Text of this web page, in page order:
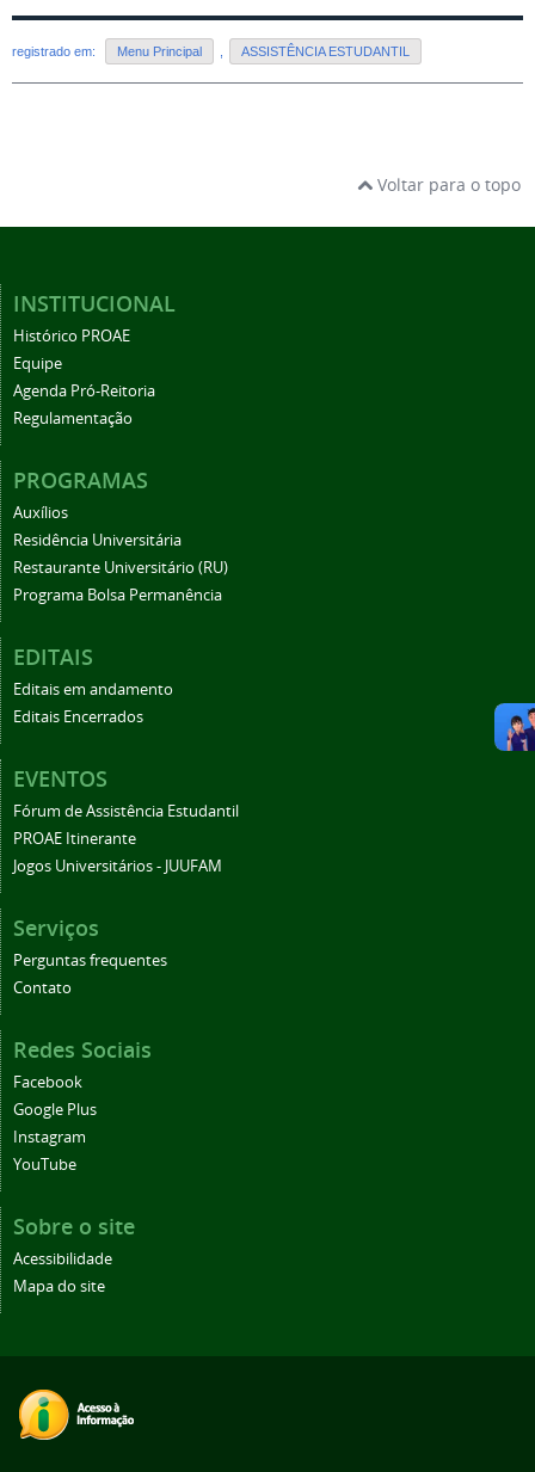
registrado em: Menu Principal ASSISTÊNCIA ESTUDANTIL
Voltar para o topo
INSTITUCIONAL
Histórico PROAE
Equipe
Agenda Pró-Reitoria
Regulamentação
PROGRAMAS
Auxílios
Residência Universitária
Restaurante Universitário (RU)
Programa Bolsa Permanência
EDITAIS
Editais em andamento
Editais Encerrados
EVENTOS
Fórum de Assistência Estudantil
PROAE Itinerante
Jogos Universitários - JUUFAM
Serviços
Perguntas frequentes
Contato
Redes Sociais
Facebook
Google Plus
Instagram
YouTube
Sobre o site
Acessibilidade
Mapa do site